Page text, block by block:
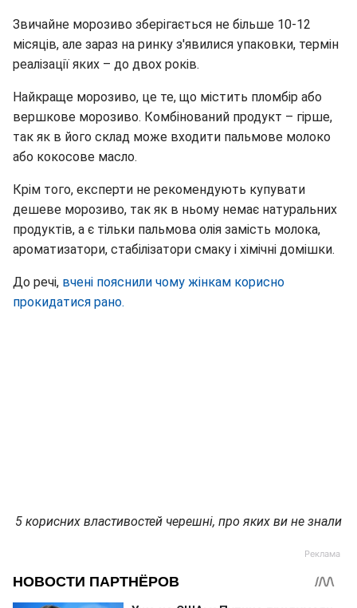
Звичайне морозиво зберігається не більше 10-12
місяців, але зараз на ринку з'явилися упаковки, термін
реалізації яких – до двох років.
Найкраще морозиво, це те, що містить пломбір або
вершкове морозиво. Комбінований продукт – гірше,
так як в його склад може входити пальмове молоко
або кокосове масло.
Крім того, експерти не рекомендують купувати
дешеве морозиво, так як в ньому немає натуральних
продуктів, а є тільки пальмова олія замість молока,
ароматизатори, стабілізатори смаку і хімічні домішки.
До речі, вчені пояснили чому жінкам корисно
прокидатися рано.
5 корисних властивостей черешні, про яких ви не знали